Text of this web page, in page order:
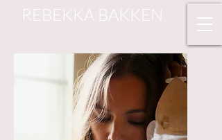
REBEKKA BAKKEN